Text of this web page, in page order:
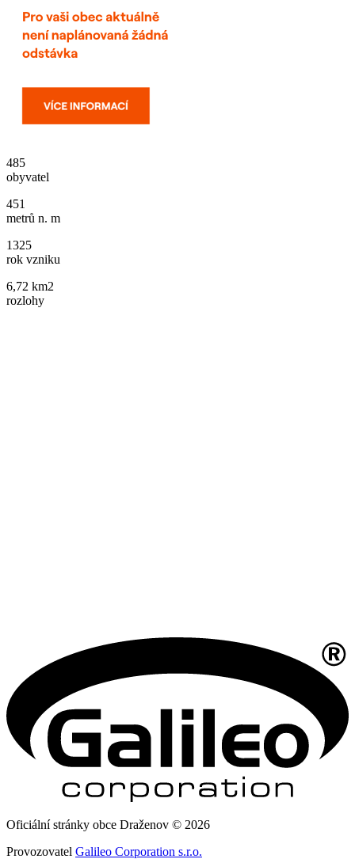
485
obyvatel
451
metrů n. m
1325
rok vzniku
6,72 km2
rozlohy
Oficiální stránky obce Draženov © 2026
Provozovatel Galileo Corporation s.r.o.